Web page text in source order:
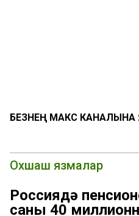
БЕЗНЕҢ МАКС КАНАЛЫНА
Охшаш язмалар
Россиядә
саны 40